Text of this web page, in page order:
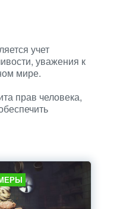
учет
уважения к
мире.
прав человека,